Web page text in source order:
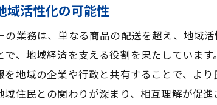
鹿屋市の物流業界で
ルート配送の効率化と地
効率的な配送を実現
域活性化の可能性
の業務は、単なる商品の配送を超え、地域
で、地域経済を支える役割を果たしていま
を地域の企業や行政と共有することで、よ
域住民との関わりが深まり、相互理解が促